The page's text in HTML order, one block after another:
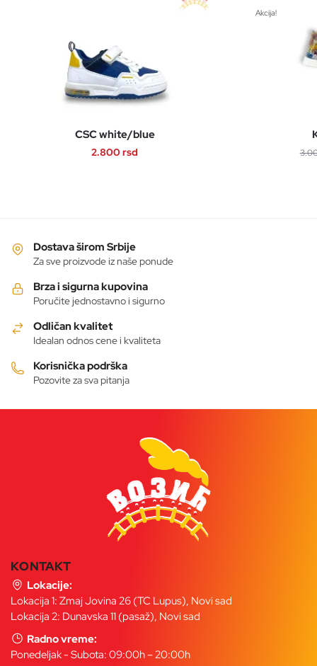
CSC white/blue
2.800rsd
varijanti.
Opcije
biti
stranici
proizvoda.
Akcija!
Dostava širom Srbije
Za sve proizvode iz naše ponude
Brza i sigurna kupovina
Poručite jednostavno i sigurno
Odličan kvalitet
Idealan odnos cene i kvaliteta
Korisnička podrška
Pozovite za sva pitanja
KONTAKT
Lokacije:
Lokacija 1: Zmaj Jovina 26 (TC Lupus), Novi sad
Lokacija 2: Dunavska 11 (pasaž), Novi sad
Radno vreme:
Ponedeljak - Subota: 09:00h – 20:00h